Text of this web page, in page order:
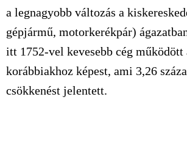
a legnagyobb változás a
gépjármű, motorkerékpár)
itt 1752-vel kevesebb cég működött
korábbiakhoz képest, ami 3,26
csökkenést jelentett.